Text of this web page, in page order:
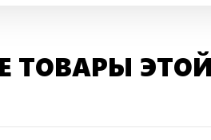
ТОВАРЫ